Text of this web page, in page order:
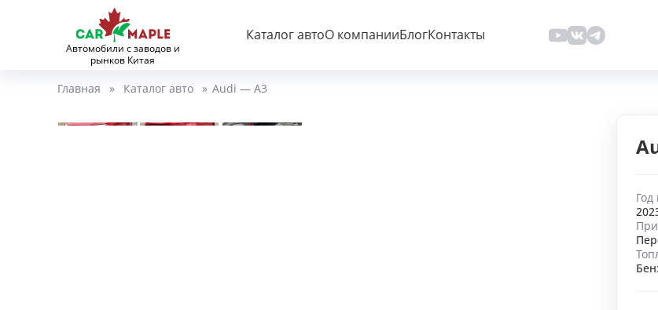
Автомобили с заводов и
рынков Китая
Каталог автоО компанииБлогКонтакты
Главная » Каталог авто » Audi — A3
Год